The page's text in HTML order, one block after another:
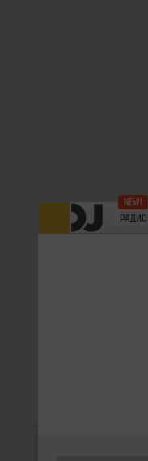
РАДИО